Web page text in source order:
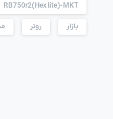
RB750r2(Hex lite)-MKT
بازار روتر